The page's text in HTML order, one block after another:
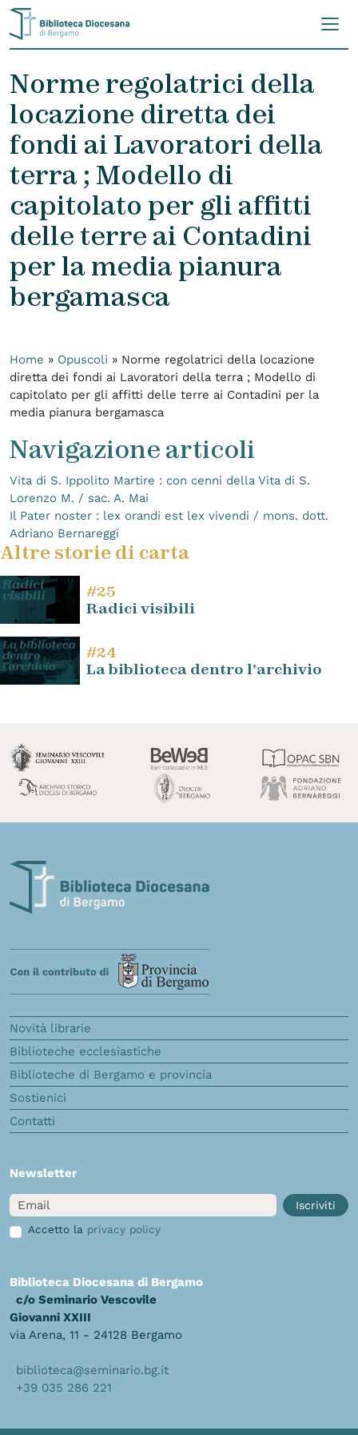
Skip to content
Norme regolatrici della
locazione diretta dei
fondi ai Lavoratori della
terra ; Modello di
capitolato per gli affitti
delle terre ai Contadini
per la media pianura
bergamasca
Home » Opuscoli » Norme regolatrici della locazione
diretta dei fondi ai Lavoratori della terra ; Modello di
capitolato per gli affitti delle terre ai Contadini per la
media pianura bergamasca
Navigazione articoli
Vita di S. Ippolito Martire : con cenni della Vita di S.
Lorenzo M. / sac. A. Mai
Il Pater noster : lex orandi est lex vivendi / mons. dott.
Adriano Bernareggi
Altre storie di carta
#25
Radici visibili
#24
La biblioteca dentro l’archivio
Novità librarie
Biblioteche ecclesiastiche
Biblioteche di Bergamo e provincia
Sostienici
Contatti
Newsletter
Email
Iscriviti
Accetto la privacy policy
Biblioteca Diocesana di Bergamo
c/o Seminario Vescovile
Giovanni XXIII
via Arena, 11 - 24128 Bergamo
biblioteca@seminario.bg.it
+39 035 286 221